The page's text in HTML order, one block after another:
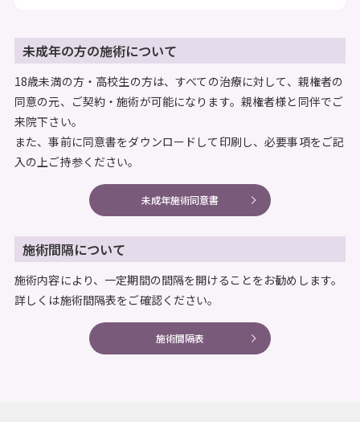
未成年の方の施術について
18歳未満の方・高校生の方は、すべての治療に対して、親権者の
同意の元、ご契約・施術が可能になります。親権者様と同伴でご
来院下さい。
また、事前に同意書をダウンロードして印刷し、必要事項をご記
入の上ご持参ください。
未成年施術同意書
施術間隔について
施術内容により、一定期間の間隔を開けることをお勧めします。
詳しくは施術間隔表をご確認ください。
施術間隔表